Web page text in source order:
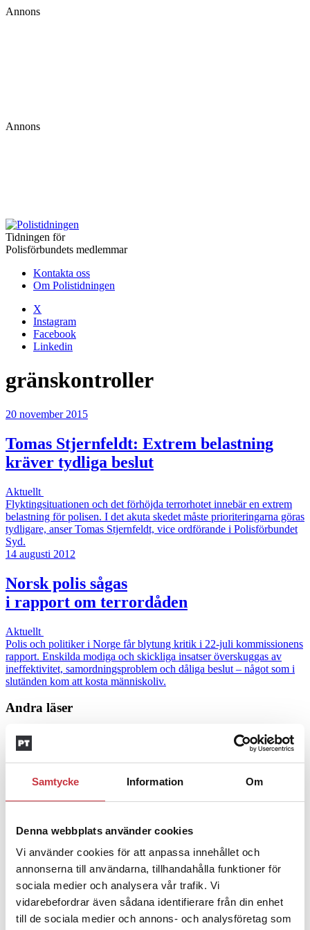
Samtycke Information Om
Denna webbplats använder cookies
Vi använder cookies för att anpassa innehållet och
annonserna till användarna, tillhandahålla funktioner för
sociala medier och analysera vår trafik. Vi
vidarebefordrar även sådana identifierare från din enhet
till de sociala medier och annons- och analysföretag som
Annons
Annons
Tidningen för
Polisförbundets medlemmar
Kontakta oss
Om Polistidningen
X
Instagram
Facebook
Linkedin
gränskontroller
20 november 2015
Tomas Stjernfeldt: Extrem belastning
kräver tydliga beslut
Aktuellt
Flyktingsituationen och det förhöjda terrorhotet innebär en extrem
belastning för polisen. I det akuta skedet måste prioriteringarna göras
tydligare, anser Tomas Stjernfeldt, vice ordförande i Polisförbundet
Syd.
14 augusti 2012
Norsk polis sågas
i rapport om terrordåden
Aktuellt
Polis och politiker i Norge får blytung kritik i 22-juli kommissionens
rapport. Enskilda modiga och skickliga insatser överskuggas av
ineffektivitet, samordningsproblem och dåliga beslut – något som i
slutänden kom att kosta människoliv.
Andra läser
3 juni 2026
Klart: Ingångslönen höjs med 2 300
kronor
Insändare:
polisaspiranter underkänns på
godtyckliga grunder
1 juni 2026